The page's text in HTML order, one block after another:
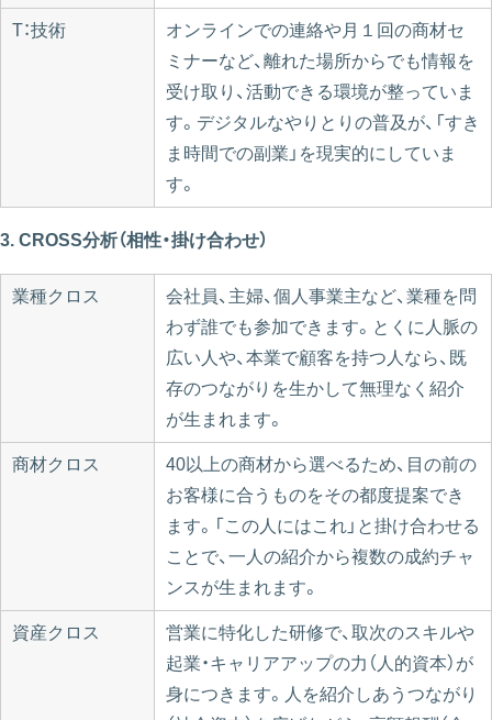
T：技術
オンラインでの連絡や月１回の商材セ
ミナーなど、離れた場所からでも情報を
受け取り、活動できる環境が整っていま
す。デジタルなやりとりの普及が、「すき
ま時間での副業」を現実的にしていま
す。
3. CROSS分析（相性・掛け合わせ）
業種クロス
会社員、主婦、個人事業主など、業種を問
わず誰でも参加できます。とくに人脈の
広い人や、本業で顧客を持つ人なら、既
存のつながりを生かして無理なく紹介
が生まれます。
商材クロス
40以上の商材から選べるため、目の前の
お客様に合うものをその都度提案でき
ます。「この人にはこれ」と掛け合わせる
ことで、一人の紹介から複数の成約チャ
ンスが生まれます。
資産クロス
営業に特化した研修で、取次のスキルや
起業・キャリアアップの力（人的資本）が
身につきます。人を紹介しあうつながり